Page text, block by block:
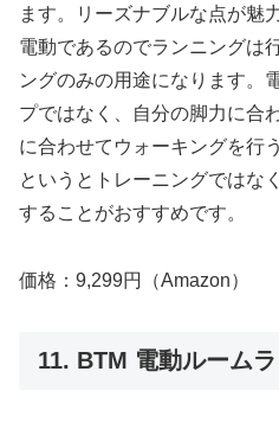
ます。リーズナブルな点が魅
電動であるのでランニングは
ングのみの用途になります。
プではなく、自分の脚力に合
に合わせてウォーキングを行
というとトレーニングではな
することがおすすめです。
価格：9,299円（Amazon）
11. BTM 電動ルーム